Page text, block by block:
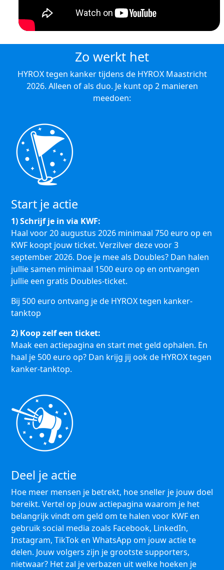
Zo werkt het
HYROX tegen kanker tijdens de HYROX Maastricht
2026. Alleen of als duo. Je kunt op 2 manieren
meedoen:
Start je actie
1) Schrijf je in via KWF:
Haal voor 20 augustus 2026 minimaal 750 euro op en
KWF koopt jouw ticket. Verzilver deze voor 3
september 2026. Doe je mee als Doubles? Dan halen
jullie samen minimaal 1500 euro op en ontvangen
jullie een gratis Doubles-ticket.
Bij 500 euro ontvang je de HYROX tegen kanker-
tanktop
2) Koop zelf een ticket:
Maak een actiepagina en start met geld ophalen. En
haal je 500 euro op? Dan krijg jij ook de HYROX tegen
kanker-tanktop.
Deel je actie
Hoe meer mensen je betrekt, hoe sneller je jouw doel
bereikt. Vertel op jouw actiepagina waarom je het
belangrijk vindt om geld om te halen voor KWF en
gebruik social media zoals Facebook, LinkedIn,
Instagram, TikTok en WhatsApp om jouw actie te
delen. Jouw volgers zijn je grootste supporters,
nietwaar? Het zal je verbazen uit welke hoeken je